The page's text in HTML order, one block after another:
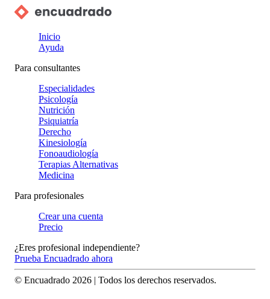
Inicio
Ayuda
Para consultantes
Especialidades
Psicología
Nutrición
Psiquiatría
Derecho
Kinesiología
Fonoaudiología
Terapias Alternativas
Medicina
Para profesionales
Crear una cuenta
Precio
¿Eres profesional independiente?
Prueba Encuadrado ahora
© Encuadrado 2026 | Todos los derechos reservados.